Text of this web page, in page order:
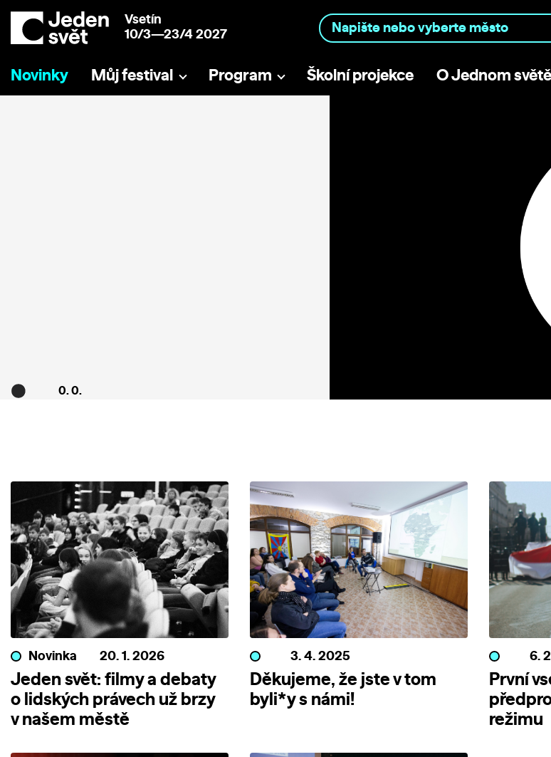
Vsetín
10/3—23/4 2027
Novinky Můj festival Program Školní projekce O Jednom světě
0. 0.
Novinka 20. 1. 2026
Jeden svět: filmy a debaty
o lidských právech už brzy
v našem městě
3. 4. 2025
Děkujeme, že jste v tom
byli*y s námi!
6.
První
režimu